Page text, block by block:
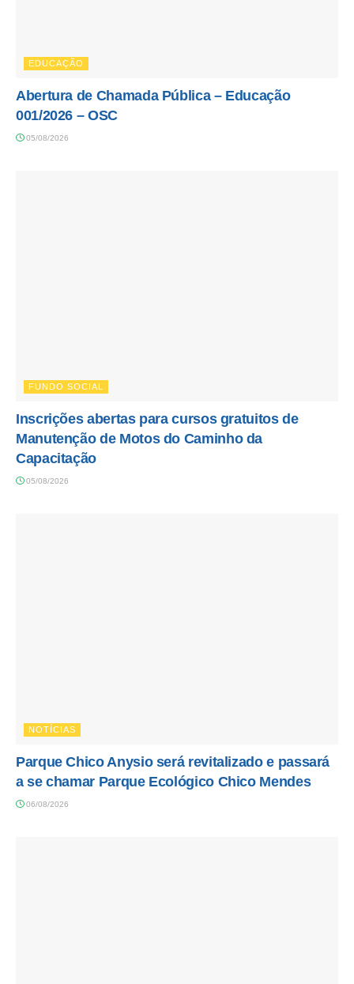
EDUCAÇÃO
Abertura de Chamada Pública – Educação
001/2026 – OSC
05/08/2026
FUNDO SOCIAL
Inscrições abertas para cursos gratuitos de
Manutenção de Motos do Caminho da
Capacitação
05/08/2026
NOTÍCIAS
Parque Chico Anysio será revitalizado e passará
a se chamar Parque Ecológico Chico Mendes
06/08/2026